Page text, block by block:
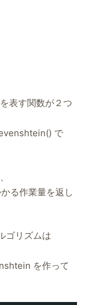
表す関数が２つ
で
る作業量を返し
ゴリズムは
を作って